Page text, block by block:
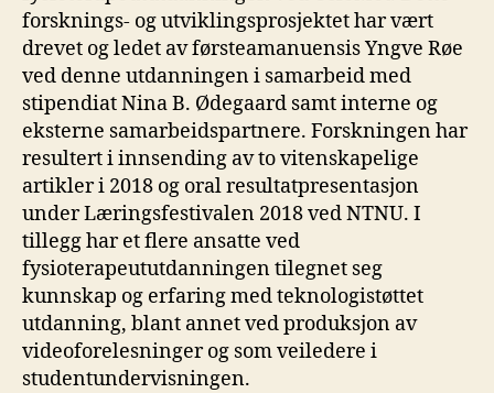
forsknings- og utviklingsprosjektet har vært
drevet og ledet av førsteamanuensis Yngve Røe
ved denne utdanningen i samarbeid med
stipendiat Nina B. Ødegaard samt interne og
eksterne samarbeidspartnere. Forskningen har
resultert i innsending av to vitenskapelige
artikler i 2018 og oral resultatpresentasjon
under Læringsfestivalen 2018 ved NTNU. I
tillegg har et flere ansatte ved
fysioterapeututdanningen tilegnet seg
kunnskap og erfaring med teknologistøttet
utdanning, blant annet ved produksjon av
videoforelesninger og som veiledere i
studentundervisningen.